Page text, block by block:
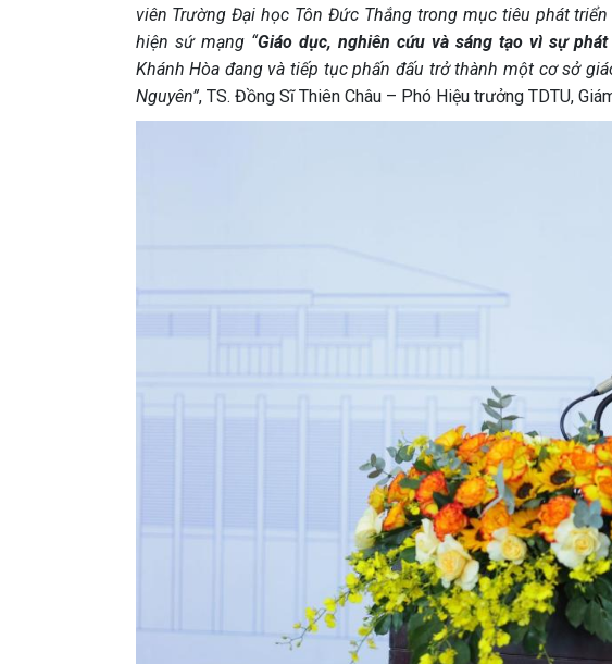
viên Trường Đại học Tôn Đức Thắng trong mục tiêu phát
hiện sứ mạng “Giáo dục, nghiên cứu và sáng tạo vì sự
Khánh Hòa đang và tiếp tục phấn đấu trở thành một cơ sở
Nguyên”, TS. Đồng Sĩ Thiên Châu – Phó Hiệu trưởng TDTU,